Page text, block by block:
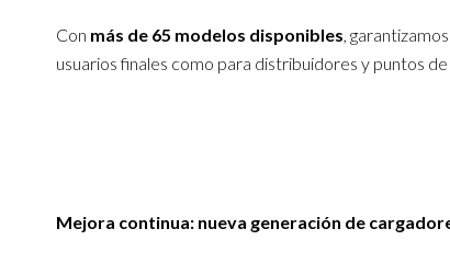
Con más de 65 modelos disponibles , garantizamos
usuarios finales como para distribuidores y puntos de
Mejora continua: nueva generación de